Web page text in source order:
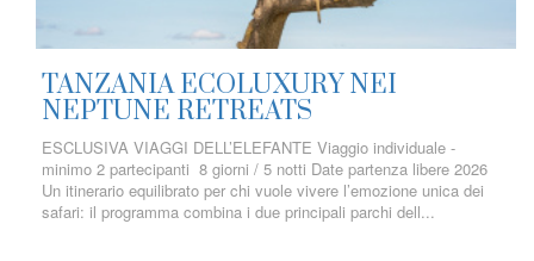
TANZANIA ECOLUXURY NEI
NEPTUNE RETREATS
ESCLUSIVA VIAGGI DELL’ELEFANTE Viaggio individuale -
minimo 2 partecipanti 8 giorni / 5 notti Date partenza libere 2026
Un itinerario equilibrato per chi vuole vivere l’emozione unica dei
safari: il programma combina i due principali parchi dell...